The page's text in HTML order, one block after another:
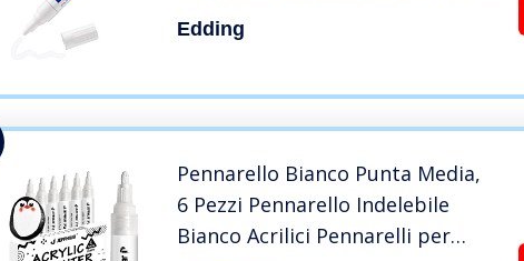
Pennarello Indelebile per Vetro,
Pietra, Legno, Plastica, Carta,
Edding
Pennarello Bianco Punta Media,
6 Pezzi Pennarello Indelebile
Bianco Acrilici Pennarelli per